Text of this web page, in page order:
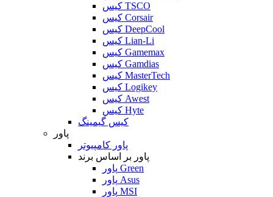
کیس TSCO
کیس Corsair
کیس DeepCool
کیس Lian-Li
کیس Gamemax
کیس Gamdias
کیس MasterTech
کیس Logikey
کیس Awest
کیس Hyte
کیس گیمینگ
پاور
پاور کامپیوتر
پاور بر اساس برند
پاور Green
پاور Asus
پاور MSI